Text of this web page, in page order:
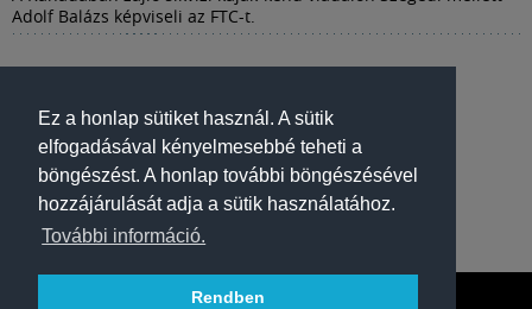
Ez a honlap sütiket használ. A sütik
elfogadásával kényelmesebbé teheti a
böngészést. A honlap további böngészésével
hozzájárulását adja a sütik használatához.
További információ.
Rendben
Adolf Balázs képviseli az FTC-t.